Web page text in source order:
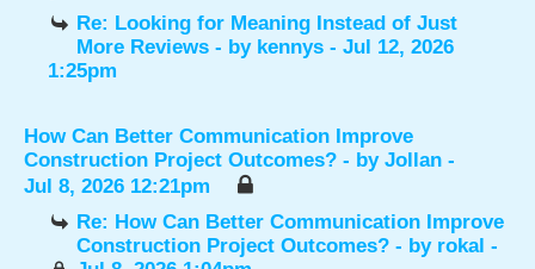
Re: Looking for Meaning Instead of Just
More Reviews - by kennys - Jul 12, 2026
1:25pm
How Can Better Communication Improve
Construction Project Outcomes? - by Jollan -
Jul 8, 2026 12:21pm
Re: How Can Better Communication Improve
Construction Project Outcomes? - by rokal -